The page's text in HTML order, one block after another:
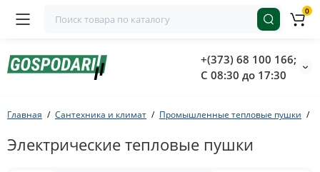
+(373) 68 100 166;
С 08:30 до 17:30
0
Главная Сантехника и климат Промышленные тепловые пушки
Электрические тепловые пушки